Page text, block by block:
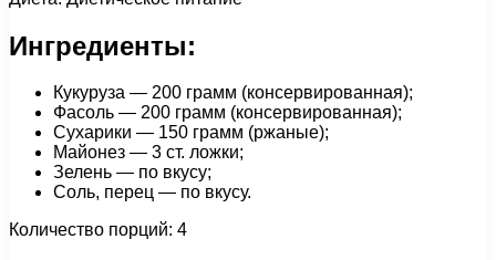
Ингредиенты:
Кукуруза — 200 грамм (консервированная);
Фасоль — 200 грамм (консервированная);
Сухарики — 150 грамм (ржаные);
Майонез — 3 ст. ложки;
Зелень — по вкусу;
Соль, перец — по вкусу.
Количество порций: 4